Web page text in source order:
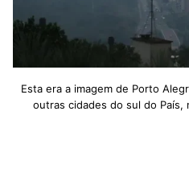
Esta era a imagem de Porto
outras cidades do sul do